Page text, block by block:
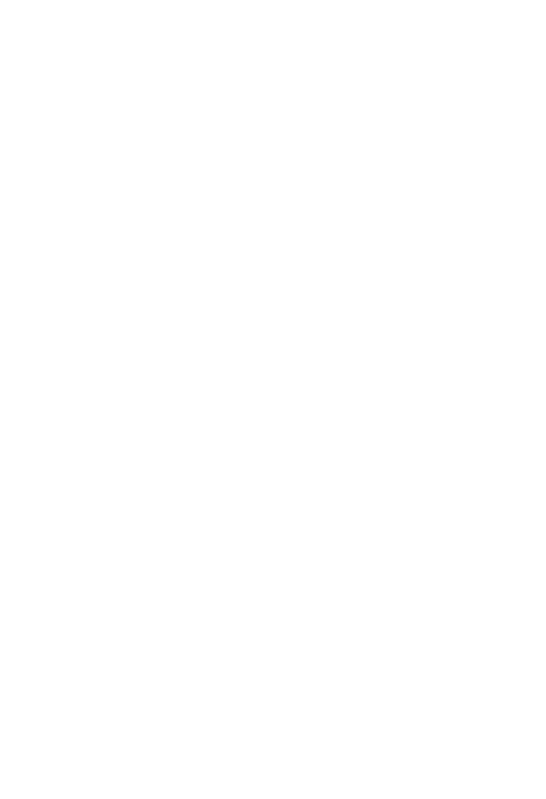
了承ください。
き作成されるも
をご了承くださ
御機器販売店・
い。
ようお願いしま
ズにご登録され
社の共同利用者
とをご了承くだ
です。
得ず変更すること
1000ppm以下、
以下、フタル酸ジブチ
ではありません。
品に未対応品が
年1月12日よ
1000ppm、
さない年数を意
許可)を取得する
要な手段を講じ
これらの製造装
に通知します。
、取り引きをい
オムロン制御